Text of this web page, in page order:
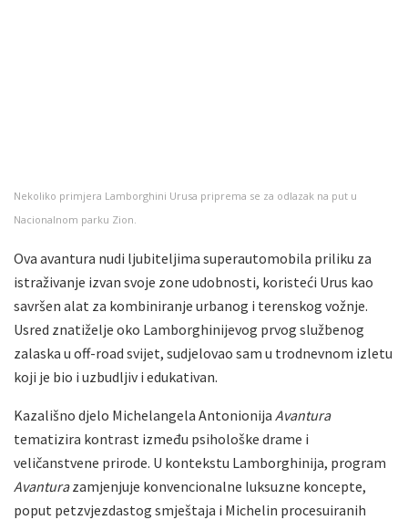
Nekoliko primjera Lamborghini Urusa priprema se za odlazak na put u
Nacionalnom parku Zion.
Ova avantura nudi ljubiteljima superautomobila priliku za
istraživanje izvan svoje zone udobnosti, koristeći Urus kao
savršen alat za kombiniranje urbanog i terenskog vožnje.
Usred znatiželje oko Lamborghinijevog prvog službenog
zalaska u off-road svijet, sudjelovao sam u trodnevnom izletu
koji je bio i uzbudljiv i edukativan.
Kazališno djelo Michelangela Antonionija Avantura
tematizira kontrast između psihološke drame i
veličanstvene prirode. U kontekstu Lamborghinija, program
Avanturazamjenjuje konvencionalne luksuzne koncepte,
poput petzvjezdastog smještaja i Michelin procesuiranih